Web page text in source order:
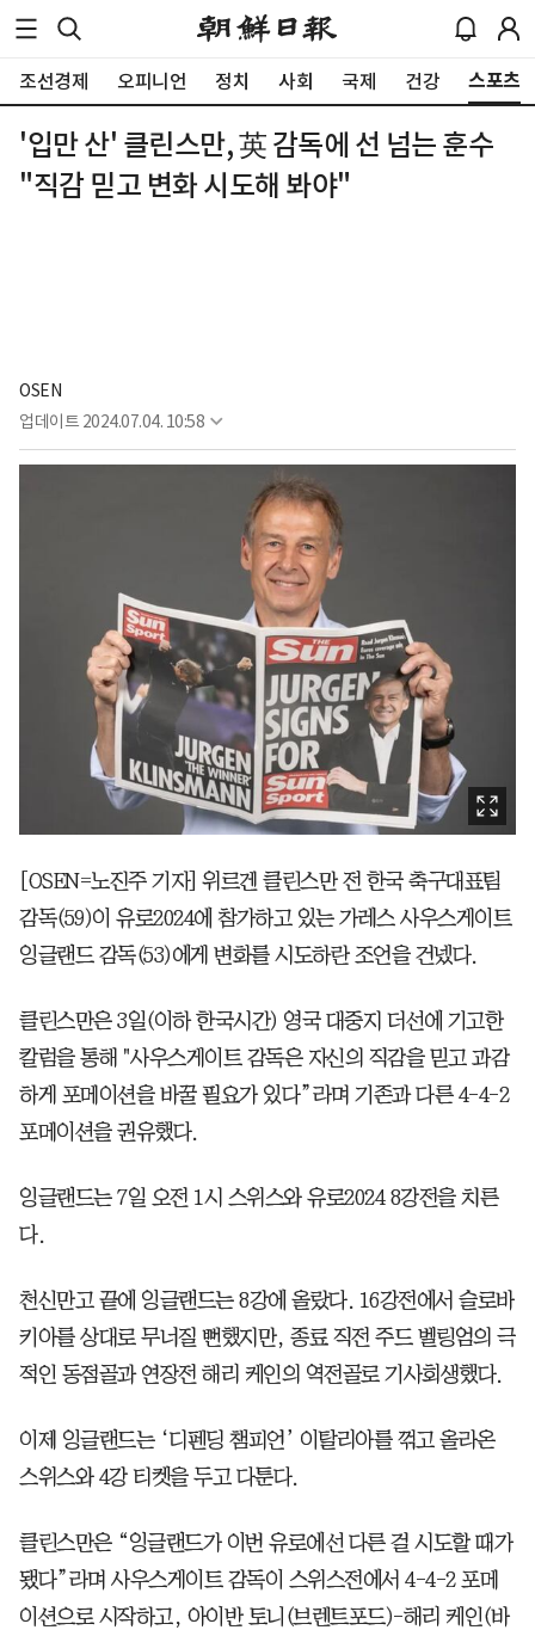
조선경제 오피니언 정치 사회 국제 건강 스포츠
'입만 산' 클린스만, 英 감독에 선 넘는 훈수
"직감 믿고 변화 시도해 봐야"
OSEN
업데이트 2024.07.04. 10:58
[OSEN=노진주 기자] 위르겐 클린스만 전 한국 축구대표팀
감독(59)이 유로2024에 참가하고 있는 가레스 사우스게이트
잉글랜드 감독(53)에게 변화를 시도하란 조언을 건넸다.
클린스만은 3일(이하 한국시간) 영국 대중지 더선에 기고한
칼럼을 통해 "사우스게이트 감독은 자신의 직감을 믿고 과감
하게 포메이션을 바꿀 필요가 있다”라며 기존과 다른 4-4-2
포메이션을 권유했다.
잉글랜드는 7일 오전 1시 스위스와 유로2024 8강전을 치른
다.
천신만고 끝에 잉글랜드는 8강에 올랐다. 16강전에서 슬로바
키아를 상대로 무너질 뻔했지만, 종료 직전 주드 벨링엄의 극
적인 동점골과 연장전 해리 케인의 역전골로 기사회생했다.
이제 잉글랜드는 ‘디펜딩 챔피언’ 이탈리아를 꺾고 올라온
스위스와 4강 티켓을 두고 다툰다.
클린스만은 “잉글랜드가 이번 유로에선 다른 걸 시도할 때가
됐다”라며 사우스게이트 감독이 스위스전에서 4-4-2 포메
이션으로 시작하고, 아이반 토니(브렌트포드)-해리 케인(바